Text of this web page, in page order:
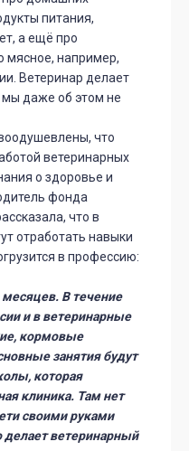
питания,
а ещё про
мясное, например,
Ветеринар делает
мы даже об этом не
что
ветеринарных
о здоровье и
фонда
что в
отработать навыки
в профессию:
В течение
и в ветеринарные
кормовые
занятия будут
которая
клиника. Там нет
своими руками
делает ветеринарный